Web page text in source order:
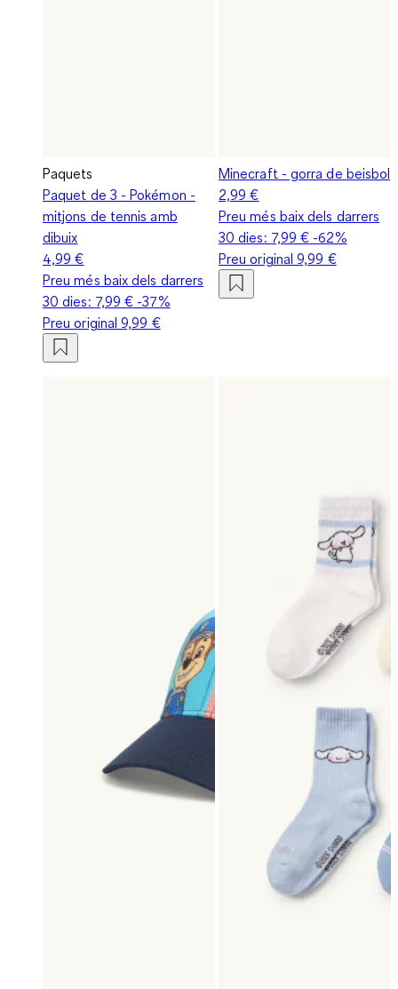
Paquets
Paquet de 3 - Pokémon -
mitjons de tennis amb
dibuix
4,99 €
Preu més baix dels darrers
30 dies: 7,99 € -37%
Preu original9,99 €
Minecraft - gorra de beisbol
2,99 €
Preu més baix dels darrers
30 dies: 7,99 € -62%
Preu original9,99 €